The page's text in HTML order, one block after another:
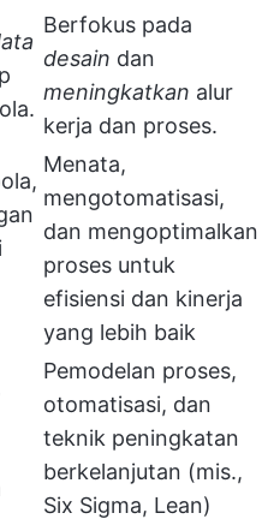
Berfokus pada
desain dan
meningkatkan alur
kerja dan proses.
Menata,
mengotomatisasi,
dan mengoptimalkan
proses untuk
efisiensi dan kinerja
yang lebih baik
Pemodelan proses,
otomatisasi, dan
teknik peningkatan
berkelanjutan (mis.,
Six Sigma, Lean)